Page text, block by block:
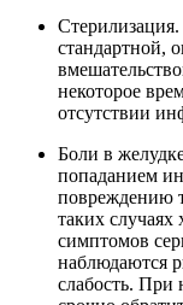
Стерилизация.
стандартной,
некоторое
отсутствии
Боли в
попаданием
повреждению
таких случаях
симптомов
наблюдаются
слабость. При